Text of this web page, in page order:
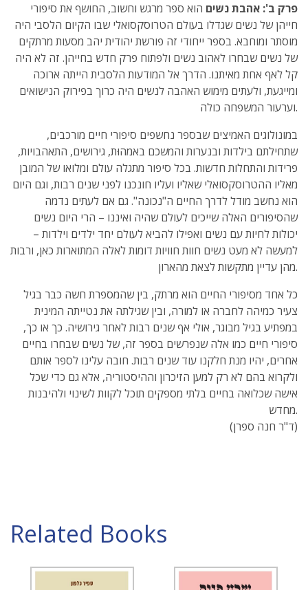
פרק ב': אהבת נשים הוא ספר מרגש וחשוב, החושף את סיפורי
חייהן של נשים שגדלו בעולם הטרוסקסואלי שבו הקיום הלסבי היה
מוסתר ומוחבא. בספר ייחודי זה פורשת יהודית יהב מסעות מרתקים
של נשים שבחרו לאהוב נשים ולפתוח פרק חדש בחייהן. זה לא היה
קל לאף אחת מאיתנו. הדרך אל המודעות הלסבית הייתה ארוכה
ומייגעת, ולעתים מימוש האהבה לנשים היה כרוך בפירוק הנישואים
וערעור המשפחה כולה.
במונולוגים האמיצים שבספר נחשפים סיפורי חיים מורכבים,
שתחילתם בילדות ובנערות והמשכם באמהוּת, גירושים, התאהבויות,
פרידות והתחלות חדשות. בכל סיפור מתגלה עולם ומלואו של המובן
מאליו ההטרוסקסואלי שאליו ועליו חונכנו לפני שנים רבות, וגם היום
הוא נחשב מודל לדרך החיים ה"נכונה". גם אם לעתים נדמה
שהסיפורים האלה שייכים לעולם שהיה ואיננו – הרי היום נשים
יכולות לחיות עם נשים ואפילו להביא לעולם יחד ילדים וילדות –
למעשה לא מעט נשים חוות חוויות דומות לאלה המתוארות כאן, ורבות
מהן עדיין מתקשות לצאת מהארון.
כל אחד מסיפורי החיים הוא מרתק, בין שהמספרת חשה כבר בגיל
צעיר כמיהה לחברה או למורה, ובין שגילתה את נטייתה המינית
במפתיע בגיל מבוגר, אולי אף שנים רבות לאחר גירושיה. כך או כך,
סיפורי חיים כמו אלה שנפרשים בספר זה, של נשים שבחרו בחיים
אחרים, יהיו מנת חלקנו עוד שנים רבות. חובה עלינו לספר אותם
ולקרוא בהם לא רק למען הזיכרון וההיסטוריה, אלא גם כדי שכל
אישה שכלואה בחיים בלתי מספקים תוכל לקוות לשינוי ולהיבנות
מחדש.
(ד"ר חנה ספרן)
Related Books